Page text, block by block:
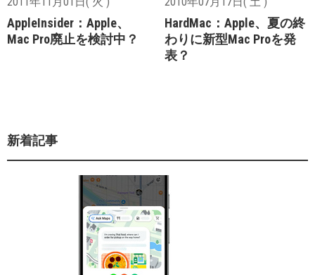
AppleInsider：Apple、
Mac Pro廃止を検討中？
HardMac：Apple、夏の終
わりに新型Mac Proを発
表？
新着記事